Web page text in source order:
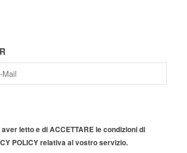
letto e di ACCETTARE le condizioni di
POLICY relativa al vostro servizio.